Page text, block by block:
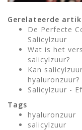
Gerelateerde
De Perfecte
Salicylzuur
Wat is het
salicylzuur?
Kan
hyaluronzuur?
Salicylzuur -
Tags
hyaluronzuur
salicylzuur